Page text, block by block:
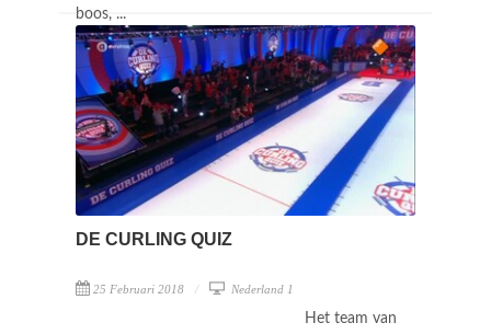
boos, ...
DE CURLING QUIZ
25 Februari 2018 Nederland 1
Het team van